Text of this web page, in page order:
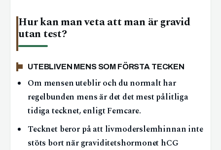
Hur kan man veta att man är gravid
utan test?
UTEBLIVEN MENS SOM FÖRSTA TECKEN
Om mensen uteblir och du normalt har
regelbunden mens är det det mest pålitliga
tidiga tecknet, enligt Femcare.
Tecknet beror på att livmoderslemhinnan inte
stöts bort när graviditetshormonet hCG